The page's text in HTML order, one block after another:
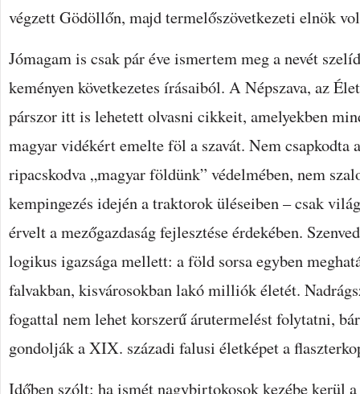
végzett Gödöllőn, majd termelőszövetkezeti elnök
Jómagam is csak pár éve ismertem meg a nevét
keményen következetes írásaiból. A Népszava, az
párszor itt is lehetett olvasni cikkeit, amelyekben
magyar vidékért emelte föl a szavát. Nem csapkodta
ripacskodva „magyar földünk” védelmében, nem
kempingezés idején a traktorok üléseiben – csak
érvelt a mezőgazdaság fejlesztése érdekében.
logikus igazsága mellett: a föld sorsa egyben
falvakban, kisvárosokban lakó milliók életét.
fogattal nem lehet korszerű árutermelést folytatni,
gondolják a XIX. századi falusi életképet a
Időben szólt: ha ismét nagybirtokosok kezébe kerül